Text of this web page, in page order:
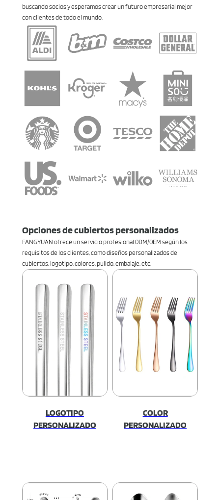
buscando socios y esperamos crear un futuro empresarial mejor
con clientes de todo el mundo.
Opciones de cubiertos personalizados
FANGYUAN ofrece un servicio profesional 0DM/0EM según los
requisitos de los clientes, como diseños personalizados de
cubiertos, logotipo, colores, pulido, embalaje, etc.
LOGOTIPO
PERSONALIZADO
COLOR
PERSONALIZADO